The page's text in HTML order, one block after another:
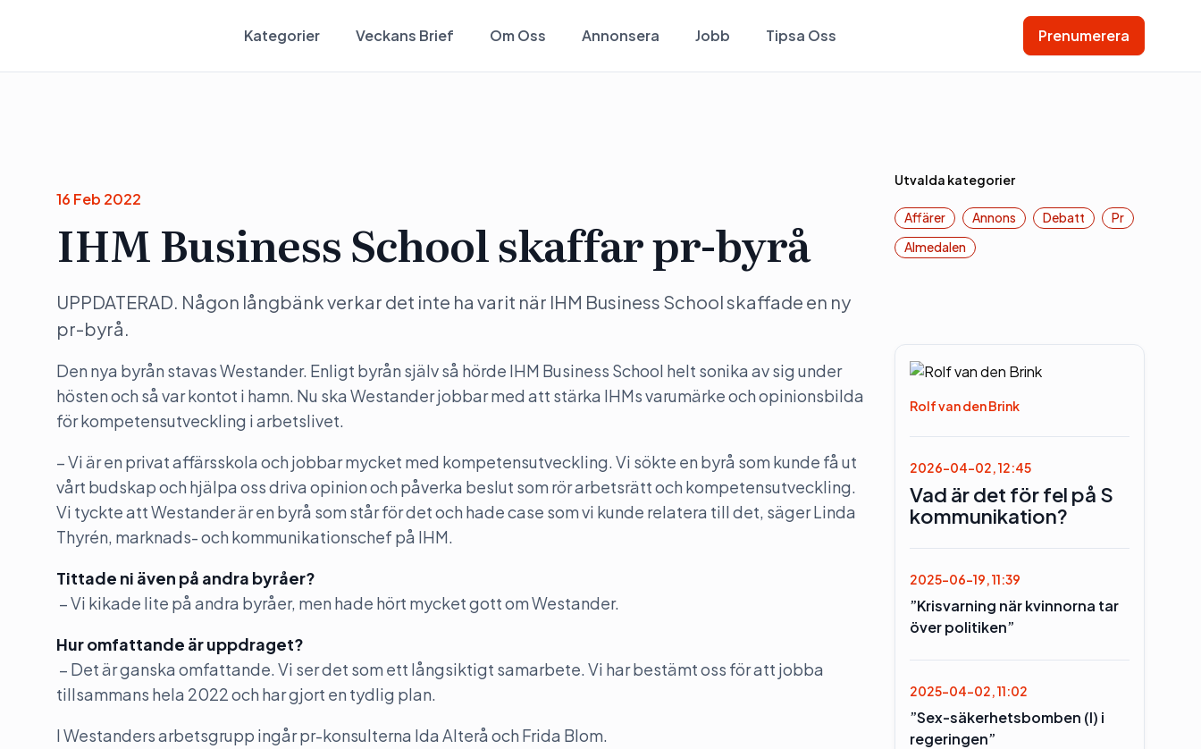
Kategorier Veckans Brief Om Oss Annonsera Jobb Tipsa Oss Prenumerera
16 Feb 2022
IHM Business School skaffar pr-byrå
UPPDATERAD. Någon långbänk verkar det inte ha varit när IHM Business School skaffade en ny
pr-byrå.
Den nya byrån stavas Westander. Enligt byrån själv så hörde IHM Business School helt sonika av sig under
hösten och så var kontot i hamn. Nu ska Westander jobbar med att stärka IHMs varumärke och opinionsbilda
för kompetensutveckling i arbetslivet.
– Vi är en privat affärsskola och jobbar mycket med kompetensutveckling. Vi sökte en byrå som kunde få ut
vårt budskap och hjälpa oss driva opinion och påverka beslut som rör arbetsrätt och kompetensutveckling.
Vi tyckte att Westander är en byrå som står för det och hade case som vi kunde relatera till det, säger Linda
Thyrén, marknads- och kommunikationschef på IHM.
Tittade ni även på andra byråer?
– Vi kikade lite på andra byråer, men hade hört mycket gott om Westander.
Hur omfattande är uppdraget?
– Det är ganska omfattande. Vi ser det som ett långsiktigt samarbete. Vi har bestämt oss för att jobba
tillsammans hela 2022 och har gjort en tydlig plan.
I Westanders arbetsgrupp ingår pr-konsulterna Ida Alterå och Frida Blom.
Utvalda kategorier
Affärer Annons Debatt
Pr
Almedalen
Rolf van den Brink
2026-04-02, 12:45
Vad är det för fel på S
kommunikation?
2025-06-19, 11:39
”Krisvarning när kvinnorna tar
över politiken”
2025-04-02, 11:02
”Sex-säkerhetsbomben (l) i
regeringen”